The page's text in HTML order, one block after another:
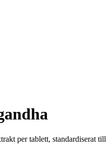
per tablett, standardiserat till